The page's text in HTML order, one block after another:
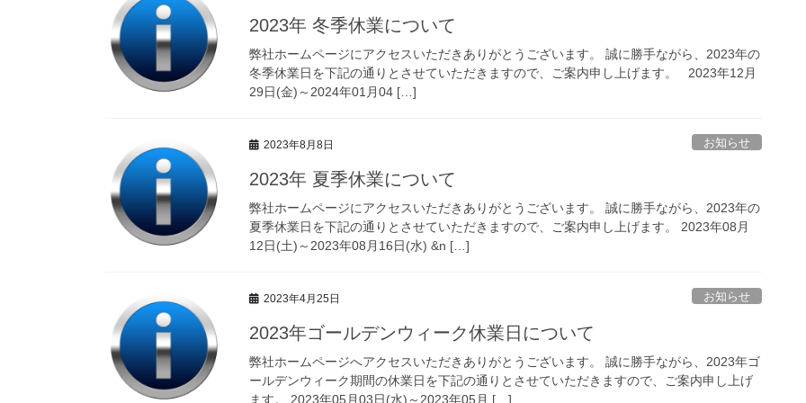
2023年 冬季休業について
弊社ホームページにアクセスいただきありがとうございます。 誠に勝手ながら、2023年の
冬季休業日を下記の通りとさせていただきますので、ご案内申し上げます。 2023年12月
29日(金)～2024年01月04 […]
2023年8月8日 お知らせ
2023年 夏季休業について
弊社ホームページにアクセスいただきありがとうございます。 誠に勝手ながら、2023年の
夏季休業日を下記の通りとさせていただきますので、ご案内申し上げます。 2023年08月
12日(土)～2023年08月16日(水) &n […]
2023年4月25日 お知らせ
2023年ゴールデンウィーク休業日について
弊社ホームページへアクセスいただきありがとうございます。 誠に勝手ながら、2023年ゴ
ールデンウィーク期間の休業日を下記の通りとさせていただきますので、ご案内申し上げ
ます。 2023年05月03日(水)～2023年05月 […]